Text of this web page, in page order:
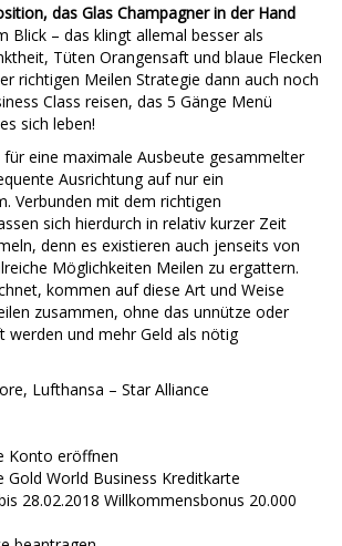
das Glas Champagner in der Hand
Blick – das klingt allemal besser als
Tüten Orangensaft und blaue Flecken
richtigen Meilen Strategie dann auch noch
Class reisen, das 5 Gänge Menü
sich leben!
eine maximale Ausbeute gesammelter
Ausrichtung auf nur ein
Verbunden mit dem richtigen
sich hierdurch in relativ kurzer Zeit
denn es existieren auch jenseits von
Möglichkeiten Meilen zu ergattern.
kommen auf diese Art und Weise
zusammen, ohne das unnütze oder
werden und mehr Geld als nötig
Lufthansa – Star Alliance
Konto eröffnen
Gold World Business Kreditkarte
28.02.2018 Willkommensbonus 20.000